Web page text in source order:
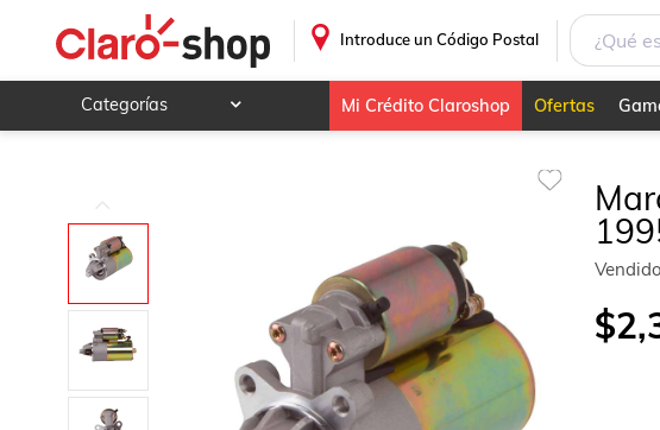
Introduce un Código Postal
Categorías
Hogar y jardín
Deportes y ocio
Animales y mascotas
Ferretería y autos
Ropa, calzado y accesorios
Mamá y bebé
Mi Crédito Claroshop Ofertas